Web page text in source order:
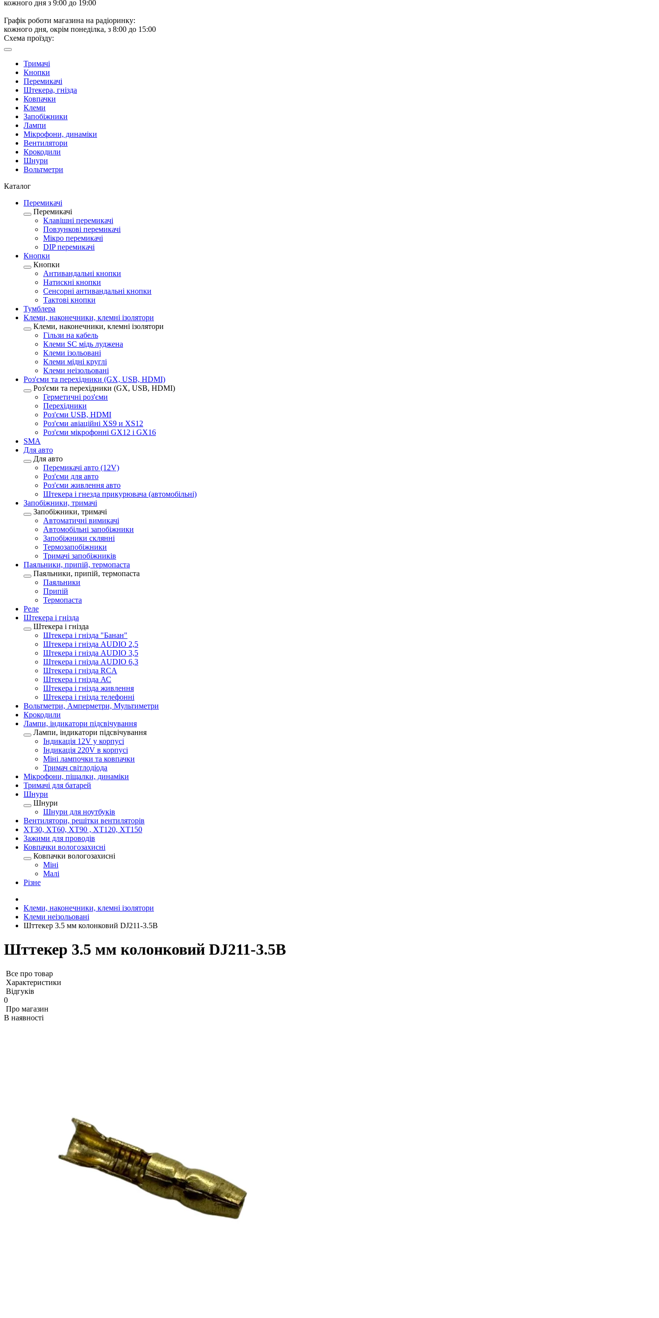
кожного дня з 9:00 до 19:00
Графік роботи магазина на радіоринку:
кожного дня, окрім понеділка, з 8:00 до 15:00
Схема проїзду:
Тримачі
Кнопки
Перемикачі
Штекера, гнізда
Ковпачки
Клеми
Запобіжники
Лампи
Мікрофони, динаміки
Вентилятори
Крокодили
Шнури
Вольтметри
Каталог
Перемикачі
Перемикачі
Клавішні перемикачі
Повзункові перемикачі
Мікро перемикачі
DIP перемикачі
Кнопки
Кнопки
Антивандальні кнопки
Натискні кнопки
Сенсорні антивандальні кнопки
Тактові кнопки
Тумблера
Клеми, наконечники, клемні ізолятори
Клеми, наконечники, клемні ізолятори
Гільзи на кабель
Клеми SC мідь луджена
Клеми ізольовані
Клеми мідні круглі
Клеми неізольовані
Роз'єми та перехідники (GX, USB, HDMI)
Роз'єми та перехідники (GX, USB, HDMI)
Герметичні роз'єми
Перехідники
Роз'єми USB, HDMI
Роз'єми авіаційні XS9 и XS12
Роз'єми мікрофонні GX12 і GX16
SMA
Для авто
Для авто
Перемикачі авто (12V)
Роз'єми для авто
Роз'єми живлення авто
Штекера і гнезда прикурювача (автомобільні)
Запобіжники, тримачі
Запобіжники, тримачі
Автоматичні вимикачі
Автомобільні запобіжники
Запобіжники склянні
Термозапобіжники
Тримачі запобіжників
Паяльники, припій, термопаста
Паяльники, припій, термопаста
Паяльники
Припій
Термопаста
Реле
Штекера і гнізда
Штекера і гнізда
Штекера і гнізда "Банан"
Штекера і гнізда AUDIO 2,5
Штекера і гнізда AUDIO 3,5
Штекера і гнізда AUDIO 6,3
Штекера і гнізда RCA
Штекера і гнізда АС
Штекера і гнізда живлення
Штекера і гнізда телефонні
Вольтметри, Амперметри, Мультиметри
Крокодили
Лампи, індикатори підсвічування
Лампи, індикатори підсвічування
Індикація 12V у корпусі
Індикація 220V в корпусі
Міні лампочки та ковпачки
Тримач світлодіода
Мікрофони, піщалки, динаміки
Тримачі для батарей
Шнури
Шнури
Шнури для ноутбуків
Вентилятори, решітки вентиляторів
XT30, XT60, XT90 , XT120, XT150
Зажими для проводів
Ковпачки вологозахисні
Ковпачки вологозахисні
Міні
Малі
Різне
Клеми, наконечники, клемні ізолятори
Клеми неізольовані
Шттекер 3.5 мм колонковий DJ211-3.5B
Шттекер 3.5 мм колонковий DJ211-3.5B
Все про товар
Характеристики
Відгуків
0
Про магазин
В наявності